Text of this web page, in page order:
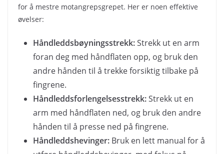
for å mestre motangrepsgrepet. Her er noen effektive
øvelser:
Håndleddsbøyningsstrekk:Strekk ut en arm
foran deg med håndflaten opp, og bruk den
andre hånden til å trekke forsiktig tilbake på
fingrene.
Håndleddsforlengelsesstrekk:Strekk ut en
arm med håndflaten ned, og bruk den andre
hånden til å presse ned på fingrene.
Håndleddshevinger: Bruk en lett manual for å